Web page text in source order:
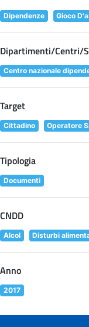
Dipendenze Gioco
Dipartimenti/Centri/
Centro nazionale
Target
Cittadino Operatore
Tipologia
Documenti
CNDD
Alcol Disturbi
Anno
2017